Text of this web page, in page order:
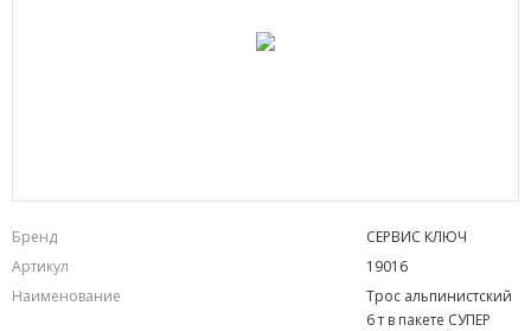
Бренд
СЕРВИС КЛЮЧ
Артикул
19016
Наименование
Трос альпинистский
6 т в пакете СУПЕР